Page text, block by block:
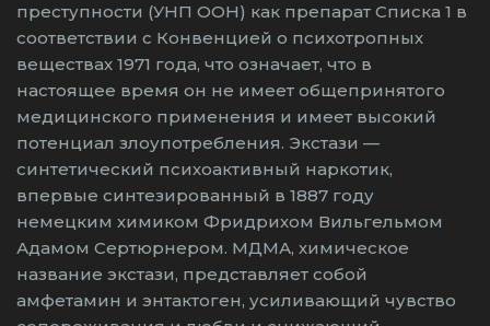
преступности (УНП ООН) как препарат Списка 1 в
соответствии с Конвенцией о психотропных
веществах 1971 года, что означает, что в
настоящее время он не имеет общепринятого
медицинского применения и имеет высокий
потенциал злоупотребления. Экстази —
синтетический психоактивный наркотик,
впервые синтезированный в 1887 году
немецким химиком Фридрихом Вильгельмом
Адамом Сертюрнером. МДМА, химическое
название экстази, представляет собой
амфетамин и энтактоген, усиливающий чувство